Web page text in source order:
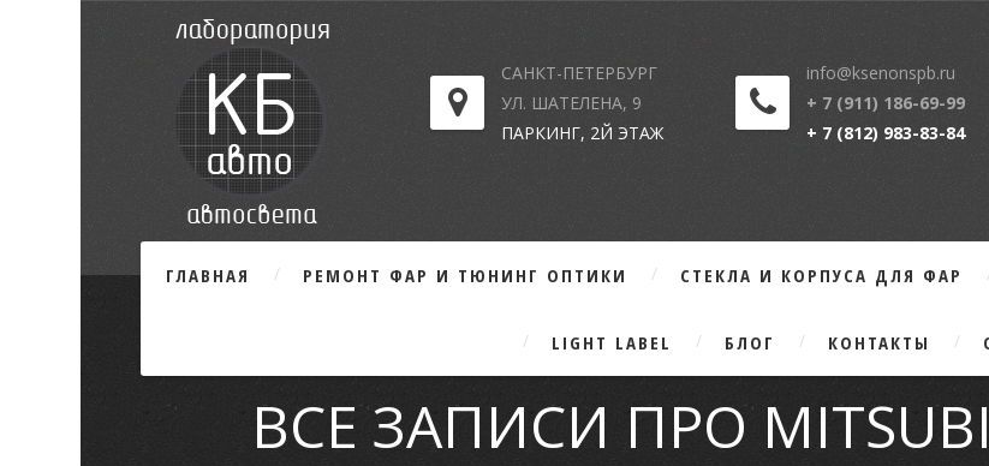
САНКТ-ПЕТЕРБУРГ
УЛ. ШАТЕЛЕНА, 9
ПАРКИНГ, 2Й ЭТАЖ
info@ksenonspb.ru
+ 7 (911) 186-69-99
+ 7 (812) 983-83-84
ГЛАВНАЯ РЕМОНТ ФАР И ТЮНИНГ ОПТИКИ СТЕКЛА И КОРПУСА ДЛЯ ФАР
LIGHT LABEL БЛОГ КОНТАКТЫ
ВСЕ ЗАПИСИ ПРО